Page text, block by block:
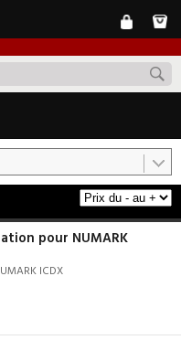
pour NUMARK
ICDX